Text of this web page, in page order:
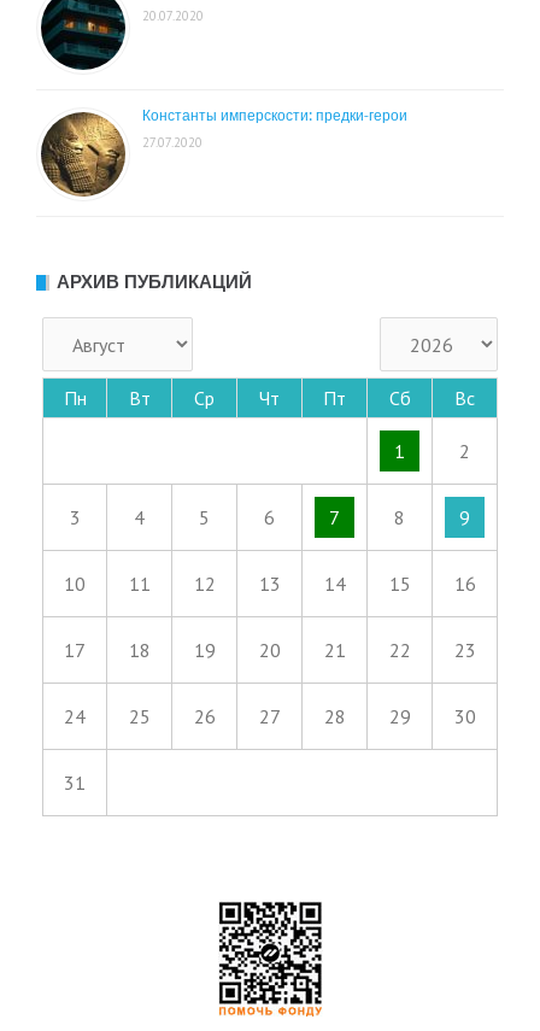
20.07.2020
Константы имперскости: предки-герои
27.07.2020
АРХИВ ПУБЛИКАЦИЙ
Пн Вт Ср Чт Пт Сб Вс
1 2
3 4 5 6 7 8 9
10 11 12 13 14 15 16
17 18 19 20 21 22 23
24 25 26 27 28 29 30
31